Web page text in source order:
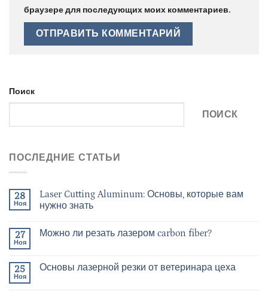
браузере для последующих моих комментариев.
Поиск
ПОИСК
ПОСЛЕДНИЕ СТАТЬИ
28
Ноя
Laser Cutting Aluminum: Основы, которые вам
нужно знать
27
Ноя
Можно ли резать лазером carbon fiber?
25
Ноя
Основы лазерной резки от ветеринара цеха